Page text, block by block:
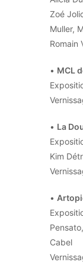
Zoé
Muller,
Romain
• MCL
• La
Kim
•
Cabel